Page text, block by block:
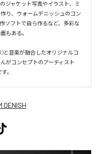
ジャケット写真やイラスト、ミ
り、ウォームデニッシュのコン
ソフトで自ら作るなど、多彩な
もある。
と音楽が融合したオリジナルコ
がコンセプトのアーティスト
。
DENISH